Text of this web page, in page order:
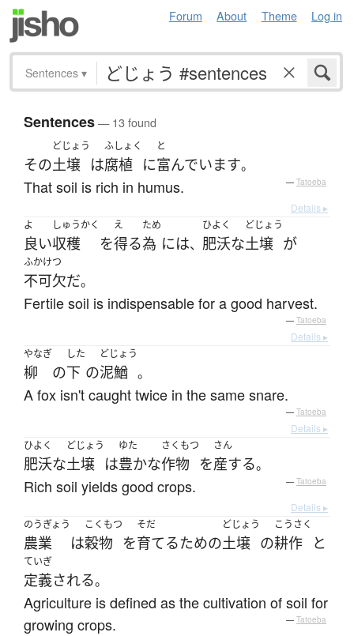
Forum About Theme Log in
Sentences ▾
Sentences— 13 found
その
どじょう
土壌 は
ふしょく
腐植 に
と
富んでいます。
That soil is rich in humus. — Tatoeba
Details ▸
よ
良い
しゅうかく
収穫 を
え
得る
ため
為 には、
ひよく
肥沃な
どじょう
土壌 が
ふかけつ
不可欠だ。
Fertile soil is indispensable for a good harvest.
— Tatoeba
Details ▸
やなぎ
柳 の
した
下 の
どじょう
泥鰌 。
A fox isn't caught twice in the same snare.
— Tatoeba
Details ▸
ひよく
肥沃な
どじょう
土壌 は
ゆた
豊かな
さくもつ
作物 を
さん
産する。
Rich soil yields good crops. — Tatoeba
Details ▸
のうぎょう
農業 は
こくもつ
穀物 を
そだ
育てるための
どじょう
土壌 の
こうさく
耕作 と
ていぎ
定義される。
Agriculture is defined as the cultivation of soil for
growing crops.
— Tatoeba